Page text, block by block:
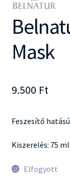
Mask
9.500 Ft
Feszesítő
Kiszerelés: 75 ml
Elfogyott